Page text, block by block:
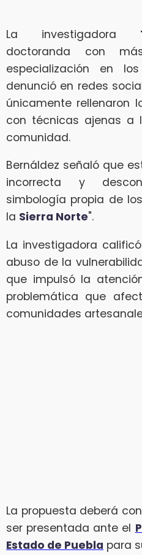
La investigadora
doctoranda con
especialización en
denunció en redes
únicamente rellenaron
con técnicas ajenas a
comunidad.
Bernáldez señaló que
incorrecta y
simbología propia de los
la Sierra Norte".
La investigadora
abuso de la
que impulsó la
problemática que
comunidades
La propuesta deberá
ser presentada ante el
Estado de Puebla para